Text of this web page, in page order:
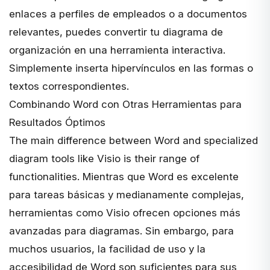
enlaces a perfiles de empleados o a documentos
relevantes, puedes convertir tu diagrama de
organización en una herramienta interactiva.
Simplemente inserta hipervínculos en las formas o
textos correspondientes.
Combinando Word con Otras Herramientas para
Resultados Óptimos
The main difference between Word and specialized
diagram tools like Visio is their range of
functionalities. Mientras que Word es excelente
para tareas básicas y medianamente complejas,
herramientas como Visio ofrecen opciones más
avanzadas para diagramas. Sin embargo, para
muchos usuarios, la facilidad de uso y la
accesibilidad de Word son suficientes para sus